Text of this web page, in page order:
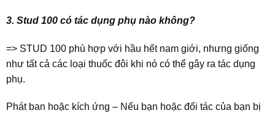
3. Stud 100 có tác dụng phụ nào không?
=> STUD 100 phù hợp với hầu hết nam giới, nhưng giống
như tất cả các loại thuốc đôi khi nó có thể gây ra tác dụng
phụ.
Phát ban hoặc kích ứng – Nếu bạn hoặc đối tác của bạn bị